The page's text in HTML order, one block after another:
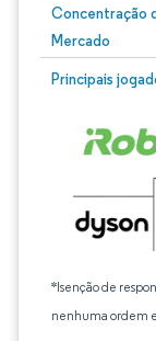
Concentração
Mercado
Principais
*Isenção de
nenhuma ordem